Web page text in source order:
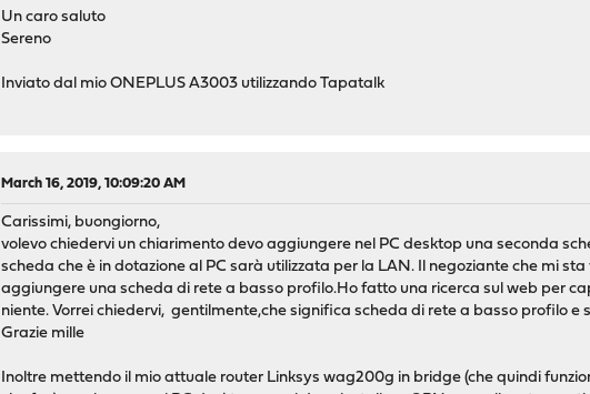
Un caro saluto
Sereno
Inviato dal mio ONEPLUS A3003 utilizzando Tapatalk
March 16, 2019, 10:09:20 AM
Carissimi, buongiorno,
volevo chiedervi un chiarimento devo aggiungere nel PC desktop una seconda
scheda che è in dotazione al PC sarà utilizzata per la LAN. Il negoziante che mi
aggiungere una scheda di rete a basso profilo.Ho fatto una ricerca sul web per
niente. Vorrei chiedervi, gentilmente,che significa scheda di rete a basso profilo
Grazie mille
Inoltre mettendo il mio attuale router Linksys wag200g in bridge (che quindi